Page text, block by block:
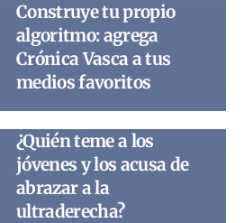
Construye tu propio
algoritmo: agrega
Crónica Vasca a tus
medios favoritos
¿Quién teme a los
jóvenes y los acusa de
abrazar a la
ultraderecha?